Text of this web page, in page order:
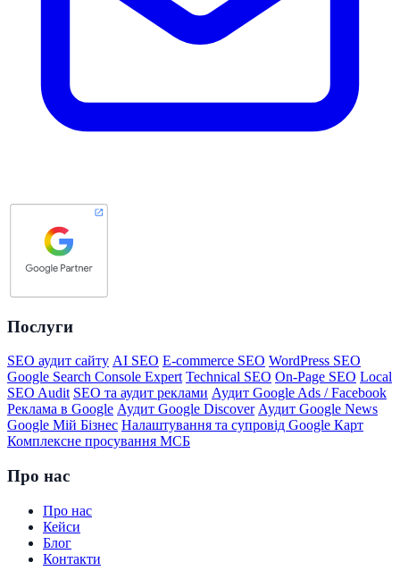
Послуги
SEO аудит сайту AI SEO E-commerce SEO WordPress SEO
Google Search Console Expert Technical SEO On-Page SEO Local
SEO Audit SEO та аудит реклами Аудит Google Ads / Facebook
Реклама в Google Аудит Google Discover Аудит Google News
Google Мій Бізнес Налаштування та супровід Google Карт
Комплексне просування МСБ
Про нас
Про нас
Кейси
Блог
Контакти